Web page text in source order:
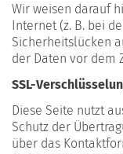
Wir weisen darauf
Internet (z. B. bei
Sicherheitslücken
der Daten vor dem
SSL-
Diese Seite nutzt
Schutz der
über das